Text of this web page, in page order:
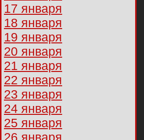
17 января
18 января
19 января
20 января
21 января
22 января
23 января
24 января
25 января
26 января